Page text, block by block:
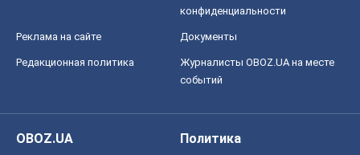
конфиденциальности
Реклама на сайте Документы
Редакционная политика
Журналисты OBOZ.UA на месте
событий
OBOZ.UA
Политика